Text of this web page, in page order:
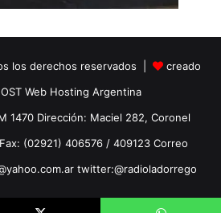
los derechos reservados |
creado
Web Hosting Argentina
1470 Dirección: Maciel 282, Coronel
(02921) 406576 / 409123 Correo
twitter:@radioladorrego